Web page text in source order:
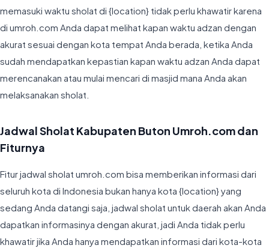
memasuki waktu sholat di {location} tidak perlu khawatir karena
di umroh.com Anda dapat melihat kapan waktu adzan dengan
akurat sesuai dengan kota tempat Anda berada, ketika Anda
sudah mendapatkan kepastian kapan waktu adzan Anda dapat
merencanakan atau mulai mencari di masjid mana Anda akan
melaksanakan sholat.
Jadwal Sholat Kabupaten Buton Umroh.com dan
Fiturnya
Fitur jadwal sholat umroh.com bisa memberikan informasi dari
seluruh kota di Indonesia bukan hanya kota {location} yang
sedang Anda datangi saja, jadwal sholat untuk daerah akan Anda
dapatkan informasinya dengan akurat, jadi Anda tidak perlu
khawatir jika Anda hanya mendapatkan informasi dari kota-kota